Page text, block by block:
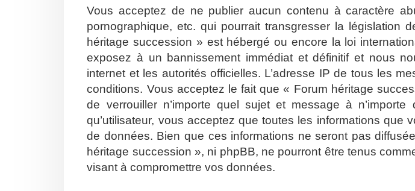
Vous acceptez de ne publier aucun contenu à caractère
pornographique, etc. qui pourrait transgresser la
héritage succession » est hébergé ou encore la loi
exposez à un bannissement immédiat et définitif et nous
internet et les autorités officielles. L’adresse IP de tous les
conditions. Vous acceptez le fait que « Forum héritage
de verrouiller n’importe quel sujet et message à
qu’utilisateur, vous acceptez que toutes les informations
de données. Bien que ces informations ne seront pas
héritage succession », ni phpBB, ne pourront être tenus
visant à compromettre vos données.